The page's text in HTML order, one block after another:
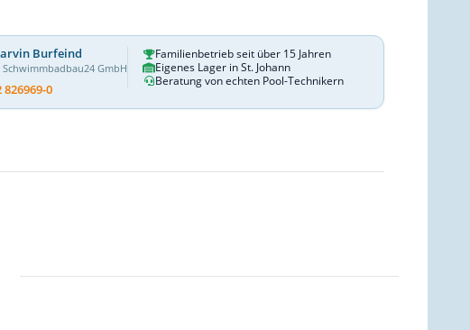
Burfeind
Schwimmbadbau24 GmbH
826969-0
Familienbetrieb seit über 15 Jahren
Eigenes Lager in St. Johann
Beratung von echten Pool-Technikern